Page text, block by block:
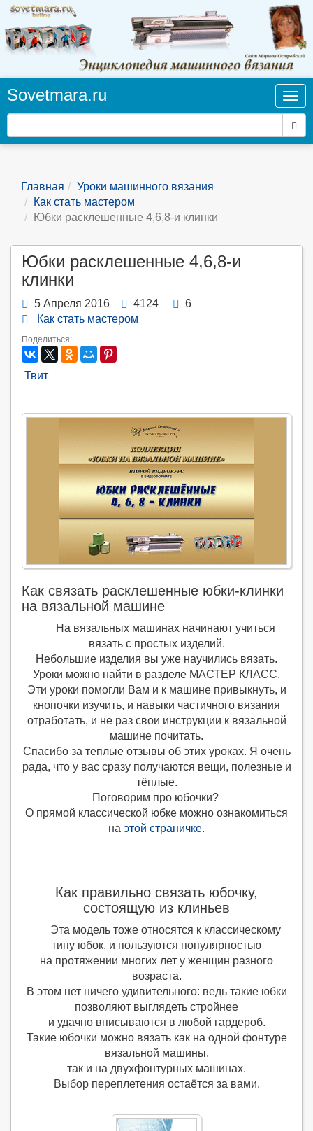
Sovetmara.ru
Главная
Уроки машинного вязания
Как стать мастером
Юбки расклешенные 4,6,8-и клинки
Юбки расклешенные 4,6,8-и
клинки
5 Апреля 2016
6
Как стать мастером
Поделиться:
Твит
Как связать расклешенные юбки-клинки
на вязальной машине
На вязальных машинах начинают учиться
вязать с простых изделий.
Небольшие изделия вы уже научились вязать.
Уроки можно найти в разделе МАСТЕР КЛАСС.
Эти уроки помогли Вам и к машине привыкнуть, и
кнопочки изучить, и навыки частичного вязания
отработать, и не раз свои инструкции к вязальной
машине почитать.
Спасибо за теплые отзывы об этих уроках. Я очень
рада, что у вас сразу получаются вещи, полезные и
тёплые.
Поговорим про юбочки?
О прямой классической юбке можно ознакомиться
на этой страничке.
Как правильно связать юбочку,
состоящую из клиньев
Эта модель тоже относятся к классическому
типу юбок, и пользуются популярностью
на протяжении многих лет у женщин разного
возраста.
В этом нет ничего удивительного: ведь такие юбки
позволяют выглядеть стройнее
и удачно вписываются в любой гардероб.
Такие юбочки можно вязать как на одной фонтуре
вязальной машины,
так и на двухфонтурных машинах.
Выбор переплетения остаётся за вами.